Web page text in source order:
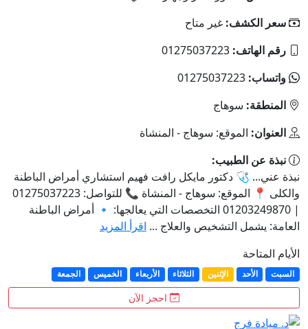
سعر الكشف: غير متاح
رقم الهاتف: 01275037223
واتساب: 01275037223
المنطقة: سوهاج
العنوان: الموقع: سوهاج - المنشاة
نبذة عن الطبيب:
نبذة عني... 🩺 دكتور مايكل رافت فهيم استشاري أمراض الباطنة
والكلى 📍 الموقع: سوهاج - المنشاة 📞 للتواصل: 01275037223
| 01203249870 التخصصات التي يعالجها: 🔹 أمراض الباطنة
العامة: يشمل التشخيص والعلاج ... اقرأ المزيد
الأيام المتاحة
السبت الأحد الإثنين الثلاثاء الأربعاء الخميس الجمعة
احجز الآن